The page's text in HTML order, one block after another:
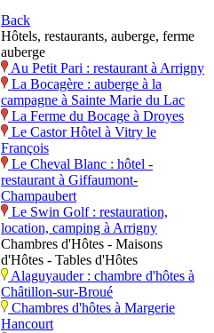
Back
Hôtels, restaurants, auberge, ferme
auberge
Au Petit Pari : restaurant à Arrigny
La Bocagère : auberge à la
campagne à Sainte Marie du Lac
La Ferme du Bocage à Droyes
Le Castor Hôtel à Vitry le
François
Le Cheval Blanc : hôtel -
restaurant à Giffaumont-
Champaubert
Le Swin Golf : restauration,
location, camping à Arrigny
Chambres d'Hôtes - Maisons
d'Hôtes - Tables d'Hôtes
Alaguyauder : chambre d'hôtes à
Châtillon-sur-Broué
Chambres d'hôtes à Margerie
Hancourt